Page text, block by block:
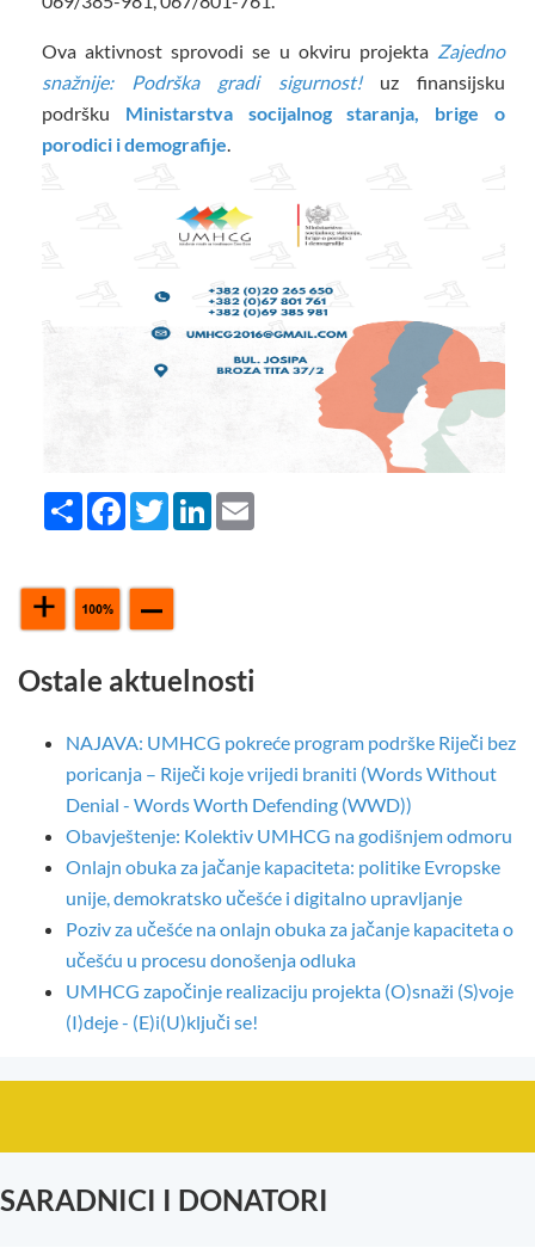
Ova aktivnost sprovodi se u okviru projekta Zajedno
snažnije: Podrška gradi sigurnost!uz finansijsku
podršku Ministarstva socijalnog staranja, brige o
porodici i demografije.
Share FacebookTwitterLinkedIn
Ostale aktuelnosti
NAJAVA: UMHCG pokreće program podrške Riječi bez
poricanja – Riječi koje vrijedi braniti (Words Without
Denial - Words Worth Defending (WWD))
Obavještenje: Kolektiv UMHCG na godišnjem odmoru
Onlajn obuka za jačanje kapaciteta: politike Evropske
unije, demokratsko učešće i digitalno upravljanje
Poziv za učešće na onlajn obuka za jačanje kapaciteta o
učešću u procesu donošenja odluka
UMHCG započinje realizaciju projekta (O)snaži (S)voje
(I)deje - (E)i(U)ključi se!
SARADNICI I DONATORI